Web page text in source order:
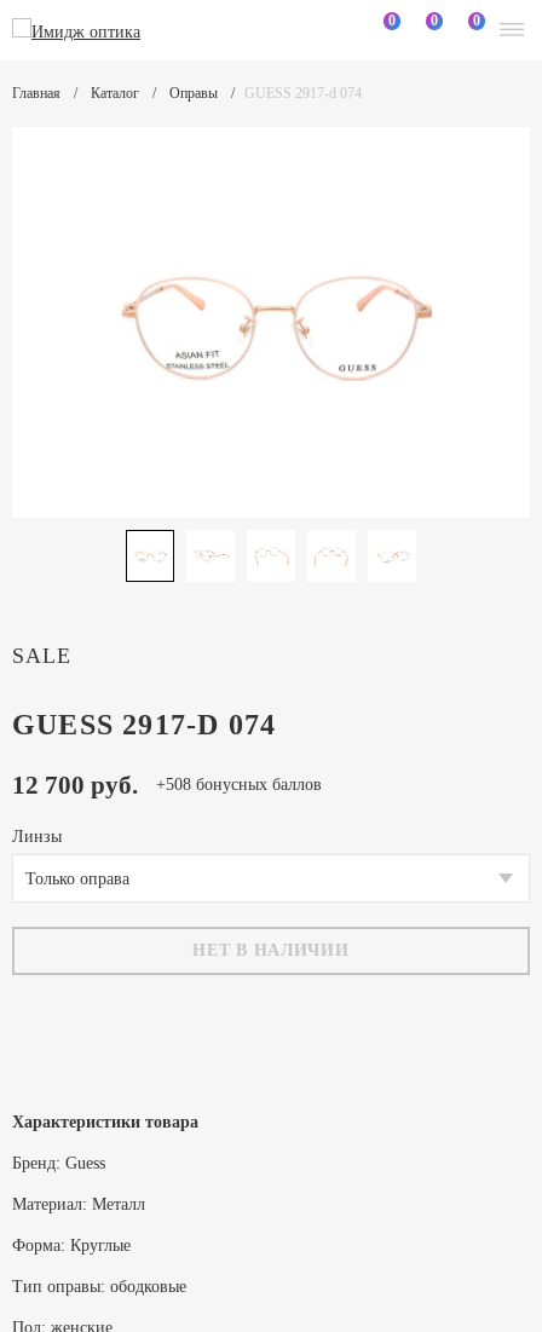
0 0 0
Главная Каталог Оправы GUESS 2917-d 074
SALE
GUESS 2917-D 074
12 700 руб. +508 бонусных баллов
Линзы
Только оправа
НЕТ В НАЛИЧИИ
Характеристики товара
Бренд: Guess
Материал: Металл
Форма: Круглые
Тип оправы: ободковые
Пол: женские